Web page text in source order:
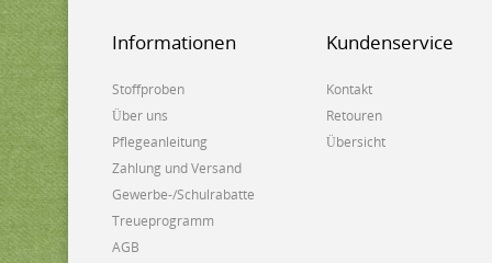
Informationen
Stoffproben
Über uns
Pflegeanleitung
Zahlung und Versand
Gewerbe-/Schulrabatte
Treueprogramm
AGB
Kundenservice
Kontakt
Retouren
Übersicht